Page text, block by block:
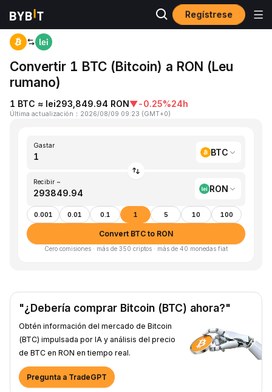
Regístrese
Inicio BTC to RON
Convertir 1 BTC (Bitcoin) a RON (Leu
rumano)
1 BTC ≈ lei293,849.94 RON▼-0.25%24h
Última actualización ： 2026/08/09 09:23 (GMT+0)
Gastar
BTC
Recibir ~
RON
0.001 0.01 0.1 1 5 10 100
Convert BTC to RON
Cero comisiones · más de 350 criptos · más de 40 monedas fiat
"¿Debería comprar Bitcoin (BTC) ahora?"
Obtén información del mercado de Bitcoin
(BTC) impulsada por IA y análisis del precio
de BTC en RON en tiempo real.
Pregunta a TradeGPT